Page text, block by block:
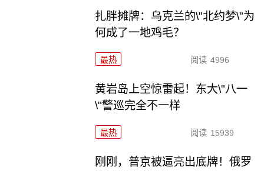
扎胖摊牌：乌克兰的\"北约梦\"为
何成了一地鸡毛？
最热 阅读 4996
黄岩岛上空惊雷起！东大\"八一
\"警巡完全不一样
最热 阅读 15939
刚刚，普京被逼亮出底牌！俄罗